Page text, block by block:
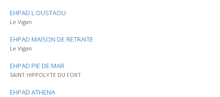
EHPAD L OUSTAOU
Le Vigan
EHPAD MAISON DE RETRAITE
Le Vigan
EHPAD PIE DE MAR
SAINT HIPPOLYTE DU FORT
EHPAD ATHENA